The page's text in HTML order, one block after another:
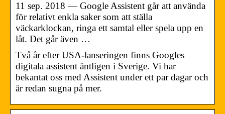
11 sep. 2018 — Google Assistent går att använda
för relativt enkla saker som att ställa
väckarklockan, ringa ett samtal eller spela upp en
låt. Det går även …
Två år efter USA-lanseringen finns Googles
digitala assistent äntligen i Sverige. Vi har
bekantat oss med Assistent under ett par dagar och
är redan sugna på mer.